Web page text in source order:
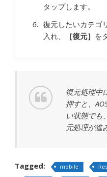
タップします。
復元したいカテゴ
入れ、
［復元］ を
復元処理中
押すと、
い状態でも
元処理が進
Tagged: mobile